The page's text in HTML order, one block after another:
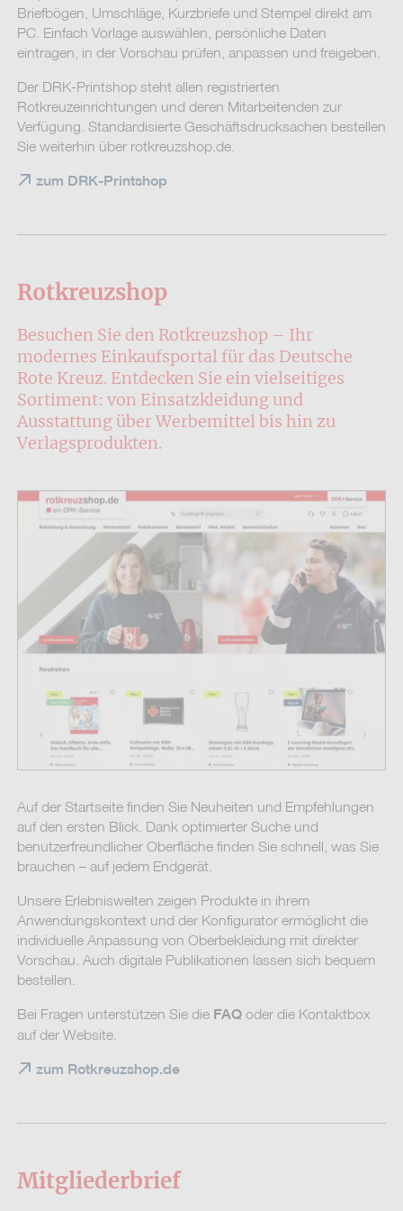
Briefbögen, Umschläge, Kurzbriefe und Stempel direkt am
PC. Einfach Vorlage auswählen, persönliche Daten
eintragen, in der Vorschau prüfen, anpassen und freigeben.
Der DRK-Printshop steht allen registrierten
Rotkreuzeinrichtungen und deren Mitarbeitenden zur
Verfügung. Standardisierte Geschäftsdrucksachen bestellen
Sie weiterhin über rotkreuzshop.de.
zum DRK-Printshop
Rotkreuzshop
Besuchen Sie den Rotkreuzshop – Ihr
modernes Einkaufsportal für das Deutsche
Rote Kreuz. Entdecken Sie ein vielseitiges
Sortiment: von Einsatzkleidung und
Ausstattung über Werbemittel bis hin zu
Verlagsprodukten.
Auf der Startseite finden Sie Neuheiten und Empfehlungen
auf den ersten Blick. Dank optimierter Suche und
benutzerfreundlicher Oberfläche finden Sie schnell, was Sie
brauchen – auf jedem Endgerät.
Unsere Erlebniswelten zeigen Produkte in ihrem
Anwendungskontext und der Konfigurator ermöglicht die
individuelle Anpassung von Oberbekleidung mit direkter
Vorschau. Auch digitale Publikationen lassen sich bequem
bestellen.
Bei Fragen unterstützen Sie die FAQoder die Kontaktbox
auf der Website.
zum Rotkreuzshop.de
Mitgliederbrief